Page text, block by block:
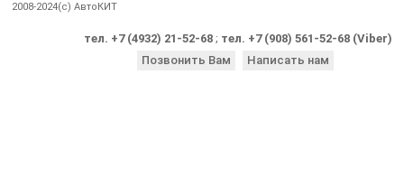
2008-2024(c) АвтоКИТ
тел. +7 (4932) 21-52-68 ; тел. +7 (908) 561-52-68 (Viber)
Позвонить Вам
Написать нам